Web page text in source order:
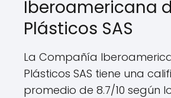
Iberoamericana
Plásticos SAS
La Compañía
Plásticos SAS tiene una
promedio de 8.7/10 según